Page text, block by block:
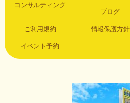
コンサルティング
ブログ
ご利用規約 情報保護方針
イベント予約